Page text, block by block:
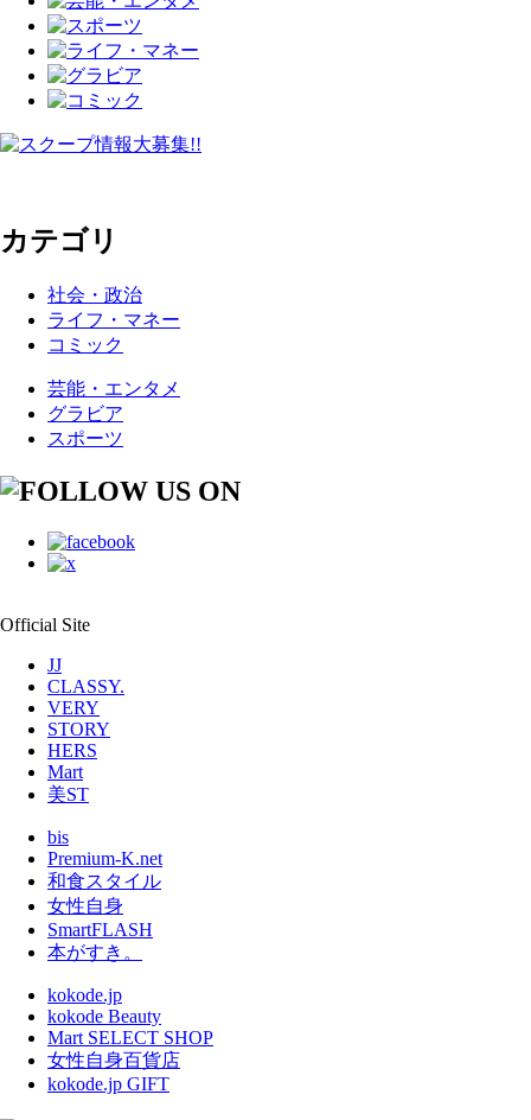
カテゴリ
社会・政治
ライフ・マネー
コミック
芸能・エンタメ
グラビア
スポーツ
Official Site
JJ
CLASSY.
VERY
STORY
HERS
Mart
美ST
bis
Premium-K.net
和食スタイル
女性自身
SmartFLASH
本がすき。
kokode.jp
kokode Beauty
Mart SELECT SHOP
女性自身百貨店
kokode.jp GIFT